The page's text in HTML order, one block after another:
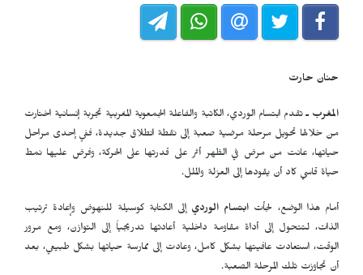
حنان حارت
المغرب ـ تقدم ابتسام الوردي، الكاتبة والفاعلة الجمعوية المغربية تجربة إنسانية اختارت
من خلالها تحويل مرحلة مرضية صعبة إلى نقطة انطلاق جديدة، ففي إحدى مراحل
حياتها، عانت من مرض في الظهر أثر على قدرتها على الحركة، وفرض عليها نمط
حياة قاسي كاد أن يقودها إلى العزلة والملل.
أمام هذا الوضع، لجأت ابتسام الوردي إلى الكتابة كوسيلة للنهوض وإعادة ترتيب
الذات، لتتحول إلى أداة مقاومة داخلية أعادتها تدريجياً إلى التوازن، ومع مرور
الوقت، استعادت عافيتها بشكل كامل، وعادت إلى ممارسة حياتها بشكل طبيعي، بعد
أن تجاوزت تلك المرحلة الصعبة.